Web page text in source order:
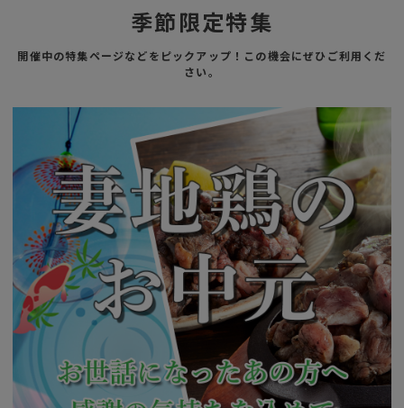
季節限定特集
開催中の特集ページなどをピックアップ！この機会にぜひご利用くだ
さい。